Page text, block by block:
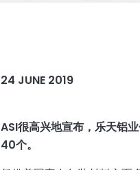
24 JUNE 2019
ASI很高兴地宣布，乐天铝
40个。